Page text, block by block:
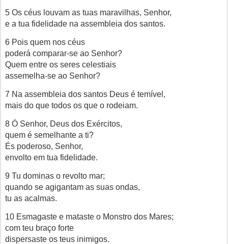
5 Os céus louvam as tuas maravilhas, Senhor,
e a tua fidelidade na assembleia dos santos.
6 Pois quem nos céus
poderá comparar-se ao Senhor?
Quem entre os seres celestiais
assemelha-se ao Senhor?
7 Na assembleia dos santos Deus é temível,
mais do que todos os que o rodeiam.
8 Ó Senhor, Deus dos Exércitos,
quem é semelhante a ti?
És poderoso, Senhor,
envolto em tua fidelidade.
9 Tu dominas o revolto mar;
quando se agigantam as suas ondas,
tu as acalmas.
10 Esmagaste e mataste o Monstro dos Mares;
com teu braço forte
dispersaste os teus inimigos.